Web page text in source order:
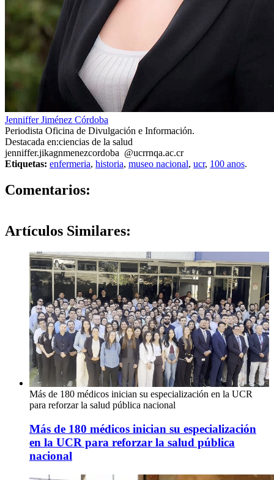
Jenniffer Jiménez Córdoba
Periodista Oficina de Divulgación e Información.
Destacada en:ciencias de la salud
jenniffer.jikagnmenezcordoba @ucrrnqa.ac.cr
Etiquetas: enfermeria, historia, museo nacional, ucr, 100 anos.
Comentarios:
Artículos Similares:
Más de 180 médicos inician su especialización en la UCR
para reforzar la salud pública nacional
Más de 180 médicos inician su especialización
en la UCR para reforzar la salud pública
nacional